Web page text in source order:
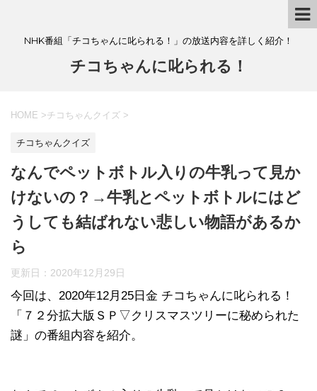
NHK番組「チコちゃんに叱られる！」の放送内容を詳しく紹介！
チコちゃんに叱られる！
HOME >チコちゃんクイズ >
チコちゃんクイズ
なんでペットボトル入りの牛乳って見か
けないの？→牛乳とペットボトルにはど
うしても結ばれない悲しい物語があるか
ら
更新日： 2020年12月29日
今回は、2020年12月25日金 チコちゃんに叱られる！
「７２分拡大版ＳＰ▽クリスマスツリーに秘められた
謎」の番組内容を紹介。